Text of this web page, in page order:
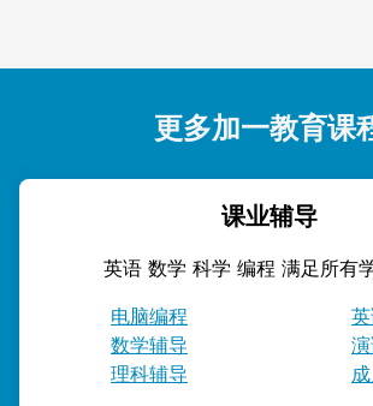
更多加一教育课
课业辅导
英语 数学 科学 编程 满足所有
电脑编程
数学辅导
理科辅导